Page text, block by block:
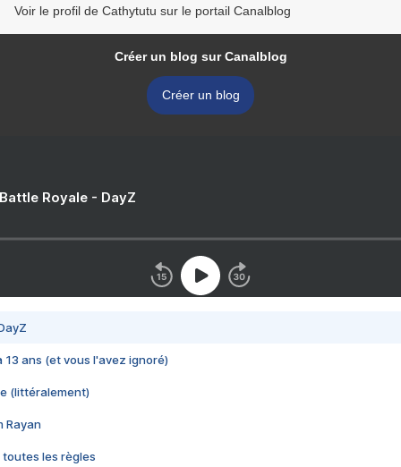
Voir le profil de Cathytutu sur le portail Canalblog
Créer un blog sur Canalblog
Créer un blog
Royale - DayZ
13 ans (et vous l'avez ignoré)
(littéralement)
Rayan
toutes les règles